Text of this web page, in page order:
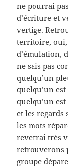
ne pourrai
d’écriture et
vertige.
territoire, oui,
d’émulation,
ne sais pas
quelqu’un
quelqu’un
quelqu’un
et les regards
les mots
reverrai très
retrouverons
groupe